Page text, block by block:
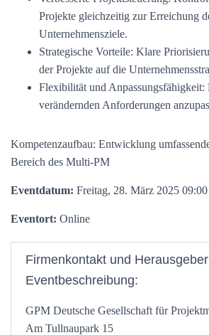
Projekte gleichzeitig zur Erreichung
Unternehmensziele.
Strategische Vorteile: Klare
der Projekte auf die
Flexibilität und Anpassungsfähigkeit:
verändernden Anforderungen
Kompetenzaufbau: Entwicklung
Bereich des Multi-PM
Eventdatum: Freitag, 28. März 2025
Eventort: Online
Firmenkontakt und
Eventbeschreibung:
GPM Deutsche Gesellschaft für
Am Tullnaupark 15